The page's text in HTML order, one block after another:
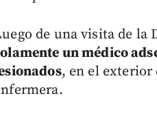
de una visita de la
un médico
, en el exterior